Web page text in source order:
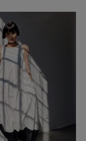
309,00 zł